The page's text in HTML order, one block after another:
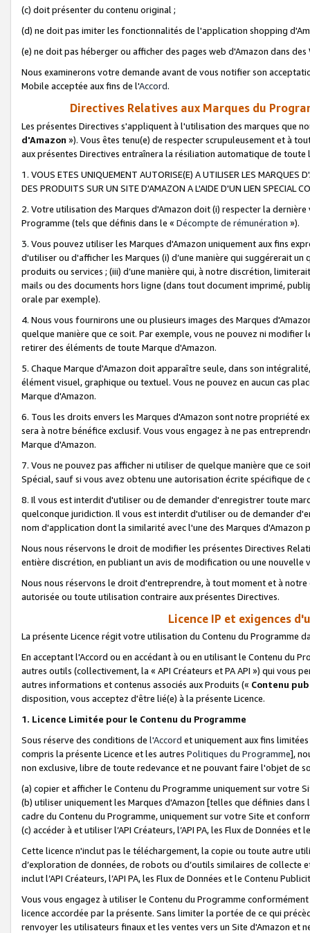
(c) doit présenter du contenu original ;
(d) ne doit pas imiter les fonctionnalités de l'application shopping
(e) ne doit pas héberger ou afficher des pages web d'Amazon dans
Nous examinerons votre demande avant de vous notifier son
Mobile acceptée aux fins de l'Accord.
Directives Relatives aux Marques du
Les présentes Directives s'appliquent à l'utilisation des marques que
d'Amazon »). Vous êtes tenu(e) de respecter scrupuleusement et à
aux présentes Directives entraînera la résiliation automatique de
1. VOUS ETES UNIQUEMENT AUTORISE(E) A UTILISER LES MARQUES
DES PRODUITS SUR UN SITE D'AMAZON A L'AIDE D'UN LIEN SPECIAL
2. Votre utilisation des Marques d'Amazon doit (i) respecter la
Programme (tels que définis dans le « Décompte de rémunération »).
3. Vous pouvez utiliser les Marques d'Amazon uniquement aux fins
d'utiliser ou d'afficher les Marques (i) d’une manière qui suggérerait
produits ou services ; (iii) d’une manière qui, à notre discrétion,
mails ou des documents hors ligne (dans tout document imprimé,
orale par exemple).
4. Nous vous fournirons une ou plusieurs images des Marques
quelque manière que ce soit. Par exemple, vous ne pouvez ni
retirer des éléments de toute Marque d'Amazon.
5. Chaque Marque d'Amazon doit apparaître seule, dans son
élément visuel, graphique ou textuel. Vous ne pouvez en aucun cas
Marque d'Amazon.
6. Tous les droits envers les Marques d'Amazon sont notre propriété
sera à notre bénéfice exclusif. Vous vous engagez à ne pas
Marque d'Amazon.
7. Vous ne pouvez pas afficher ni utiliser de quelque manière que ce
Spécial, sauf si vous avez obtenu une autorisation écrite spécifique de
8. Il vous est interdit d'utiliser ou de demander d'enregistrer toute
quelconque juridiction. Il vous est interdit d'utiliser ou de demander
nom d'application dont la similarité avec l'une des Marques
Nous nous réservons le droit de modifier les présentes Directives
entière discrétion, en publiant un avis de modification ou une nouvelle
Nous nous réservons le droit d'entreprendre, à tout moment et à
autorisée ou toute utilisation contraire aux présentes Directives.
Licence IP et exigences
La présente Licence régit votre utilisation du Contenu du Programme
En acceptant l'Accord ou en accédant à ou en utilisant le Contenu du
autres outils (collectivement, la « API Créateurs et PA API ») qui vous
autres informations et contenus associés aux Produits (« Contenu
disposition, vous acceptez d'être lié(e) à la présente Licence.
1. Licence Limitée pour le Contenu du Programme
Sous réserve des conditions de l'Accord et uniquement aux fins
compris la présente Licence et les autres Politiques du Programme],
non exclusive, libre de toute redevance et ne pouvant faire l'objet de
(a) copier et afficher le Contenu du Programme uniquement sur votre
(b) utiliser uniquement les Marques d'Amazon [telles que définies dans
cadre du Contenu du Programme, uniquement sur votre Site et
(c) accéder à et utiliser l’API Créateurs, l’API PA, les Flux de Données
Cette licence n'inclut pas le téléchargement, la copie ou toute autre
d’exploration de données, de robots ou d’outils similaires de
inclut l’API Créateurs, l’API PA, les Flux de Données et le Contenu
Vous vous engagez à utiliser le Contenu du Programme
licence accordée par la présente. Sans limiter la portée de ce qui
renvoyer les utilisateurs finaux et les ventes vers un Site d'Amazon et